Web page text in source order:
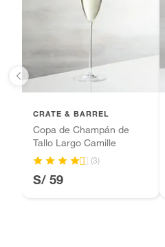
Productos que hayan sido
Baterías de auto.
Licores y cigarros
CRATE & BARREL
Copa de Champán de
Tallo Largo Camille
(3)
S/ 59